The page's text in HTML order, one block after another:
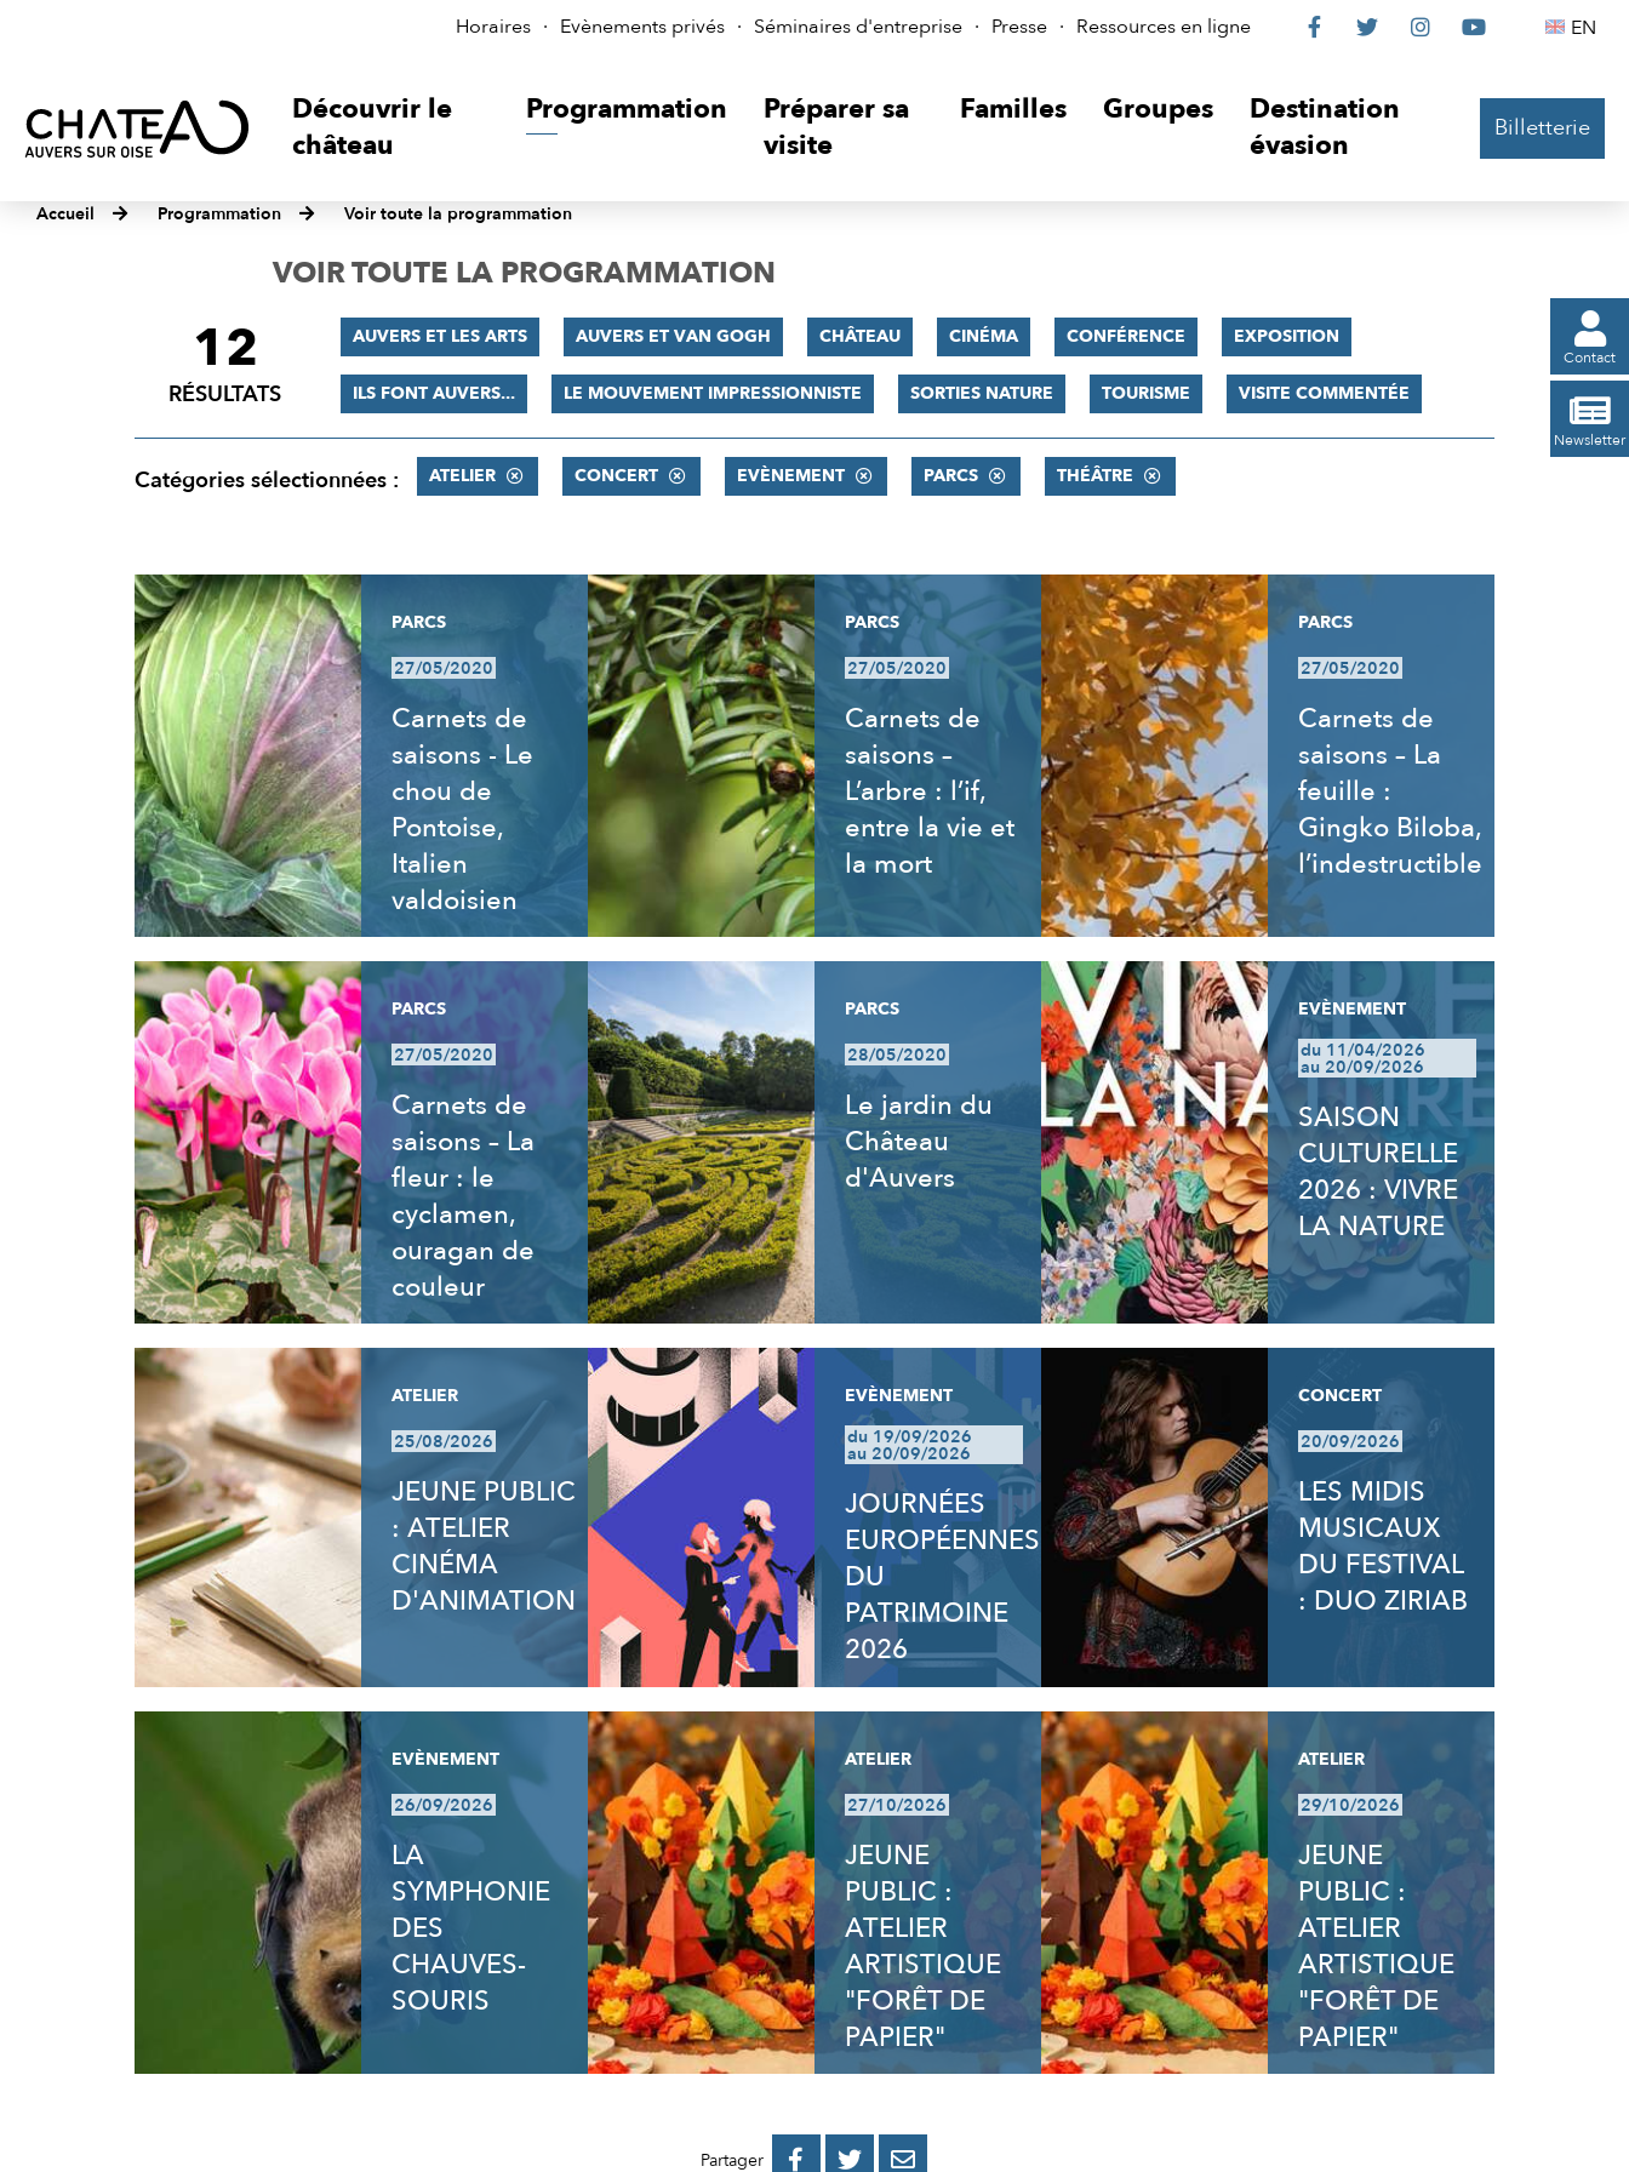
Horaires Evènements privés Séminaires d'entreprise Presse Ressources en ligne
Le
sur

Le

Le

Le
 EN
Découvrir le
château
Programmation
Préparer sa
visite
Familles Groupes
Destination
évasion
Billetterie
Accueil Programmation Voir toute la programmation

Contact

Newsletter
VOIR TOUTE LA PROGRAMMATION
FILTRER
RÉSULTATS
12
RÉSULTATS
AUVERS ET LES ARTS AUVERS ET VAN GOGH CHÂTEAU CINÉMA CONFÉRENCE EXPOSITION
ILS FONT AUVERS... LE MOUVEMENT IMPRESSIONNISTE SORTIES NATURE TOURISME VISITE COMMENTÉE
Catégories sélectionnées : ATELIER CONCERT EVÈNEMENT PARCS THÉÂTRE
RÉSULTATS
PARCS
27/05/2020
Carnets de
saisons - Le
chou de
Pontoise,
Italien
valdoisien
PARCS
27/05/2020
Carnets de
saisons –
L’arbre : l’if,
entre la vie et
la mort
PARCS
27/05/2020
Carnets de
saisons – La
feuille :
Gingko Biloba,
l’indestructible
PARCS
27/05/2020
Carnets de
saisons – La
fleur : le
cyclamen,
ouragan de
couleur
PARCS
28/05/2020
Le jardin du
Château
d'Auvers
EVÈNEMENT
du 11/04/2026
au 20/09/2026
SAISON
CULTURELLE
2026 : VIVRE
LA NATURE
ATELIER
25/08/2026
JEUNE PUBLIC
: ATELIER
CINÉMA
D'ANIMATION
EVÈNEMENT
du 19/09/2026
au 20/09/2026
JOURNÉES
EUROPÉENNES
DU
PATRIMOINE
2026
CONCERT
20/09/2026
LES MIDIS
MUSICAUX
DU FESTIVAL
: DUO ZIRIAB
EVÈNEMENT
26/09/2026
LA
SYMPHONIE
DES
CHAUVES-
SOURIS
ATELIER
27/10/2026
JEUNE
PUBLIC :
ATELIER
ARTISTIQUE
"FORÊT DE
PAPIER"
ATELIER
29/10/2026
JEUNE
PUBLIC :
ATELIER
ARTISTIQUE
"FORÊT DE
PAPIER"
Partager  PARTAGER
PARTAGER
PARTAGER